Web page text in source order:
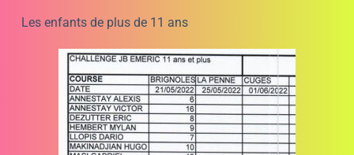
le 25/5/22 à 13h.
Un peu moins d’engagés à cette course. Nous avons
décidé de reporter les courses le samedi.